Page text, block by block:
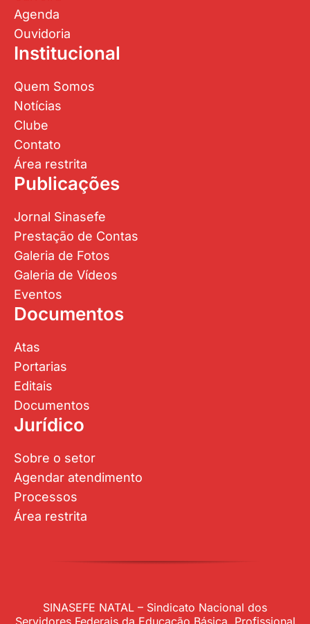
Agenda
Ouvidoria
Institucional
Quem Somos
Notícias
Clube
Contato
Área restrita
Publicações
Jornal Sinasefe
Prestação de Contas
Galeria de Fotos
Galeria de Vídeos
Eventos
Documentos
Atas
Portarias
Editais
Documentos
Jurídico
Sobre o setor
Agendar atendimento
Processos
Área restrita
SINASEFE NATAL – Sindicato Nacional dos
Servidores Federais da Educação Básica, Profissional